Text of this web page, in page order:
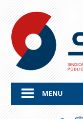
content
MENU